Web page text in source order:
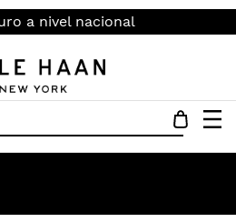
a nivel nacional